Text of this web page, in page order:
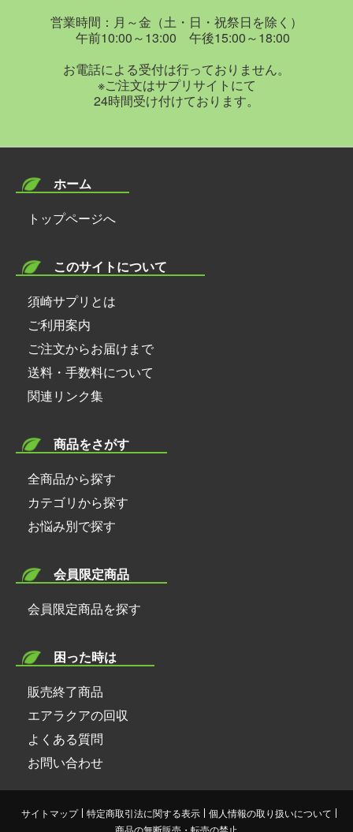
営業時間：月～金（土・日・祝祭日を除く）
午前10:00～13:00 午後15:00～18:00
お電話による受付は行っておりません。
※ご注文はサプリサイトにて
24時間受け付けております。
ホーム
トップページへ
このサイトについて
須崎サプリとは
ご利用案内
ご注文からお届けまで
送料・手数料について
関連リンク集
商品をさがす
全商品から探す
カテゴリから探す
お悩み別で探す
会員限定商品
会員限定商品を探す
困った時は
販売終了商品
エアラクアの回収
よくある質問
お問い合わせ
サイトマップ 特定商取引法に関する表示
個人情報の取り扱いについて
商品の無断販売・転売の禁止